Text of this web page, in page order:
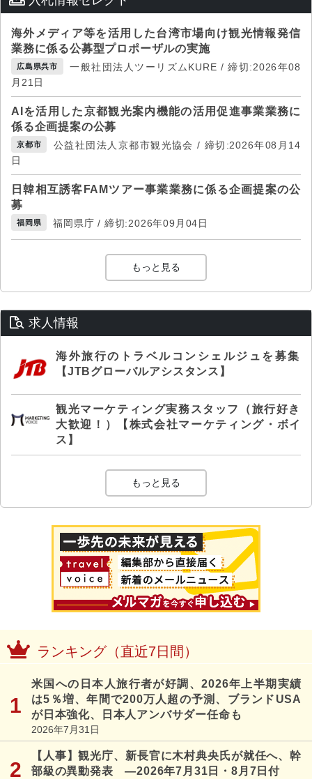
海外メディア等を活用した台湾市場向け観光情報発信
業務に係る公募型プロポーザルの実施
広島県呉市
一般社団法人ツーリズムKURE / 締切:2026年08
月21日
AIを活用した京都観光案内機能の活用促進事業業務に
係る企画提案の公募
京都市
公益社団法人京都市観光協会 / 締切:2026年08月14
日
日韓相互誘客FAMツアー事業業務に係る企画提案の公
募
福岡県 福岡県庁 / 締切:2026年09月04日
もっと見る
求人情報
海外旅行のトラベルコンシェルジュを募集
【JTBグローバルアシスタンス】
観光マーケティング実務スタッフ（旅行好き
大歓迎！）【株式会社マーケティング・ボイ
ス】
もっと見る
ランキング（直近7日間）
米国への日本人旅行者が好調、2026年上半期実績
は5％増、年間で200万人超の予測、ブランドUSA
が日本強化、日本人アンバサダー任命も
2026年7月31日
【人事】観光庁、新長官に木村典央氏が就任へ、幹
部級の異動発表 ―2026年7月31日・8月7日付